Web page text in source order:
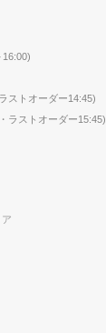
ストオーダー14:45)
ラストオーダー15:45)